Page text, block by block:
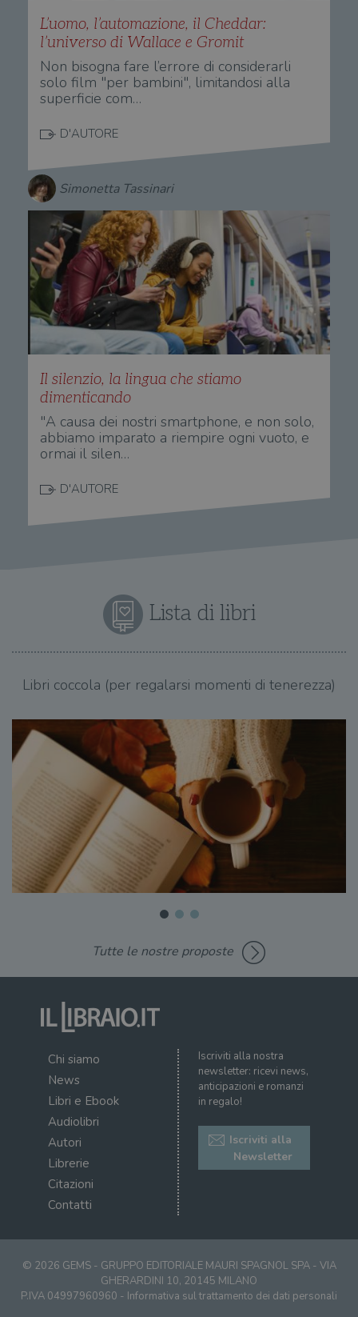
L’uomo, l’automazione, il Cheddar:
l’universo di Wallace e Gromit
Non bisogna fare l’errore di considerarli
solo film "per bambini", limitandosi alla
superficie com…
D'AUTORE
Simonetta Tassinari
Il silenzio, la lingua che stiamo
dimenticando
"A causa dei nostri smartphone, e non solo,
abbiamo imparato a riempire ogni vuoto, e
ormai il silen…
D'AUTORE
Lista di libri
Libri coccola (per regalarsi momenti di tenerezza)
Tutte le nostre proposte
Chi siamo
News
Libri e Ebook
Audiolibri
Autori
Librerie
Citazioni
Contatti
Iscriviti alla nostra
newsletter: ricevi news,
anticipazioni e romanzi
in regalo!
Iscriviti alla
Newsletter
© 2026 GEMS - GRUPPO EDITORIALE MAURI SPAGNOL SPA - VIA
GHERARDINI 10, 20145 MILANO
P.IVA 04997960960 - Informativa sul trattamento dei dati personali